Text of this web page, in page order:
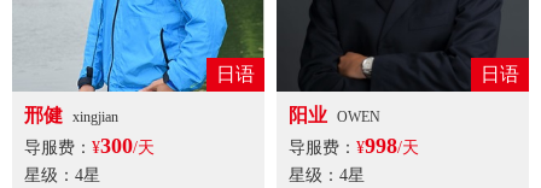
日语
邢健 xingjian
导服费： ¥300/天
星级：4星
日语
阳业 OWEN
导服费： ¥998/天
星级：4星